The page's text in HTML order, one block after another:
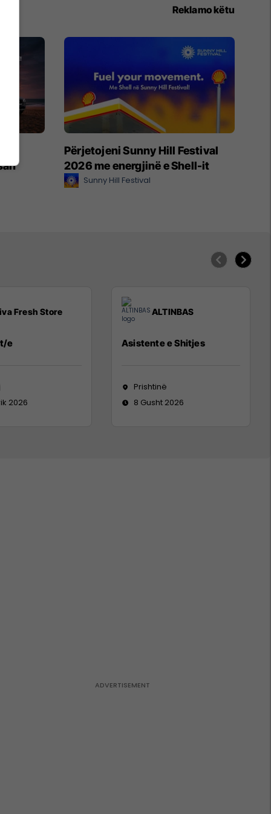
Reklamo këtu
–
Përjetojeni Sunny Hill Festival
2026 me energjinë e Shell-it
Sunny Hill Festival
Fresh Store
e
2026
ALTINBAS
Asistente e Shitjes
Prishtinë
8 Gusht 2026